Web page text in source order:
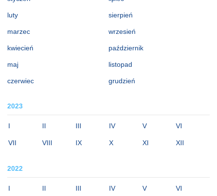
luty
marzec
kwiecień
maj
czerwiec
sierpień
wrzesień
październik
listopad
grudzień
2023
I II III IV V VI
VII VIII IX X XI XII
2022
I II III IV V VI